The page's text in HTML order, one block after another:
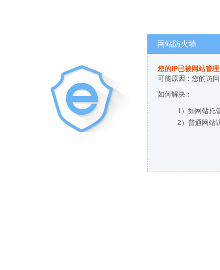
网站防火墙
您的IP已被网站管
可能原因：您的访
如何解决：
1）如网站托
2）普通网站